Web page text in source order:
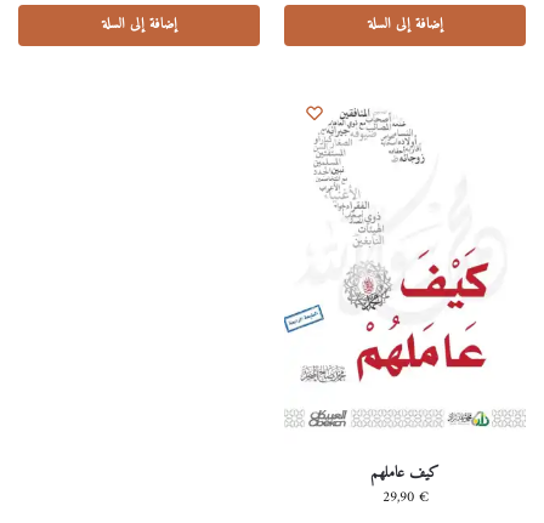
إضافة إلى السلة
إضافة إلى السلة
كيف عاملهم
29,90€